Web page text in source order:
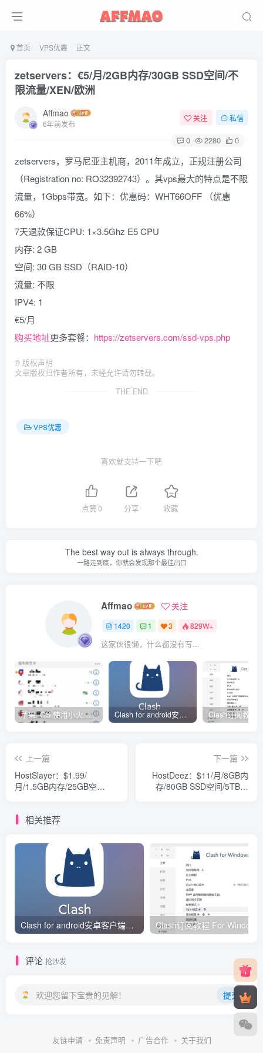
首页 VPS优惠 正文
zetservers：€5/月/2GB内存/30GB SSD空间/不
限流量/XEN/欧洲
Affmao
6年前发布
关注 私信
0 2280 0
zetservers，罗马尼亚主机商，2011年成立，正规注册公司
（Registration no: RO32392743）。其vps最大的特点是不限
流量，1Gbps带宽。如下：优惠码：WHT66OFF （优惠
66%）
7天退款保证CPU: 1×3.5Ghz E5 CPU
内存: 2 GB
空间: 30 GB SSD（RAID-10）
流量: 不限
IPV4: 1
€5/月
购买地址更多套餐： https://zetservers.com/ssd-vps.php
© 版权声明
文章版权归作者所有，未经允许请勿转载。
THE END
VPS优惠
喜欢就支持一下吧
点赞0 分享 收藏
The best way out is always through.
一路走到底，你就会发现那个最佳出口
Affmao 关注
1420 1 3 829W+
这家伙很懒，什么都没有写...
苹果 iOS 使用小火箭(shadowrocket)新手教程 Clash for android安卓客户端保姆级新手使用教程
上一篇
HostSlayer：$1.99/
月/1.5GB内存/25GB空
下一篇
HostDeez：$11/月/8GB内
存/80GB SSD空间/5TB流
相关推荐
Clash for android安卓客户端保姆级新手使用教程
评论 抢沙发
欢迎您留下宝贵的见解！ 提交
友链申请 免责声明 广告合作 关于我们